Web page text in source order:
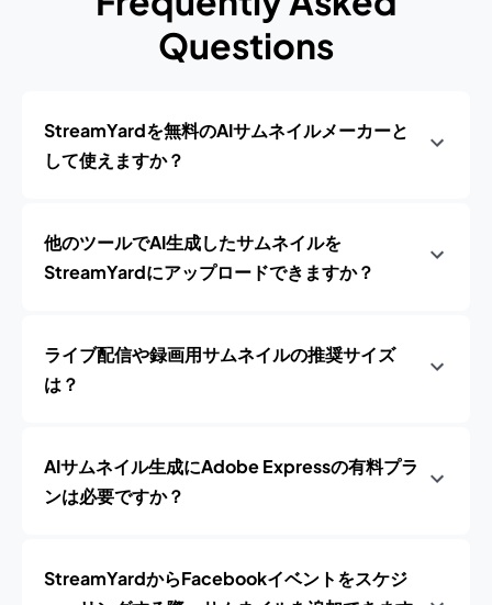
Questions
StreamYardを無料のAIサムネイルメーカーと
して使えますか？
他のツールでAI生成したサムネイルを
StreamYardにアップロードできますか？
ライブ配信や録画用サムネイルの推奨サイズ
は？
AIサムネイル生成にAdobe Expressの有料プラ
ンは必要ですか？
StreamYardからFacebookイベントをスケジ